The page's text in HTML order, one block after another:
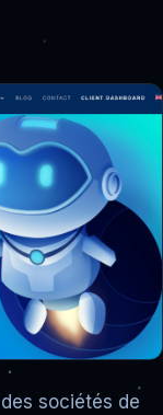
sociétés de